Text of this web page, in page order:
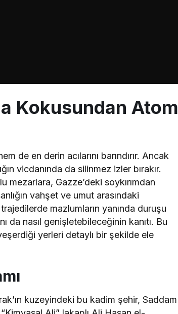
Kokusundan Atom
de en derin acılarını barındırır. Ancak
vicdanında da silinmez izler bırakır.
mezarlara, Gazze’deki soykırımdan
vahşet ve umut arasındaki
mazlumların yanında duruşu
da nasıl genişletebileceğinin kanıtı. Bu
yerleri detaylı bir şekilde ele
kuzeyindeki bu kadim şehir, Saddam